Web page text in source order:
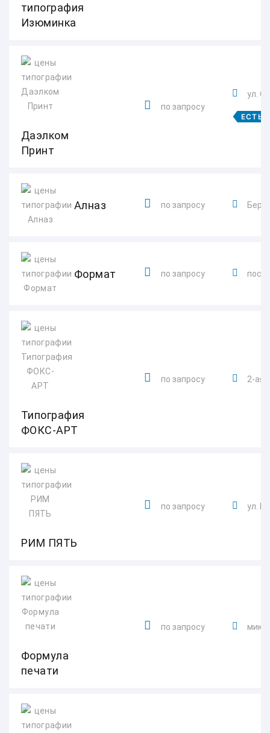
типография
Изюминка
Даэлком
Принт
по запросу
ул.
ЕСТЬ
Алназ по запросу
Формат по запросу
Типография
ФОКС-АРТ
по запросу 2-ая
РИМ ПЯТЬ
по запросу ул.
Формула
печати
по запросу